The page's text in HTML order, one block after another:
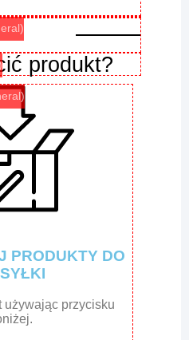
produkt?
PRODUKTY DO
używając przycisku